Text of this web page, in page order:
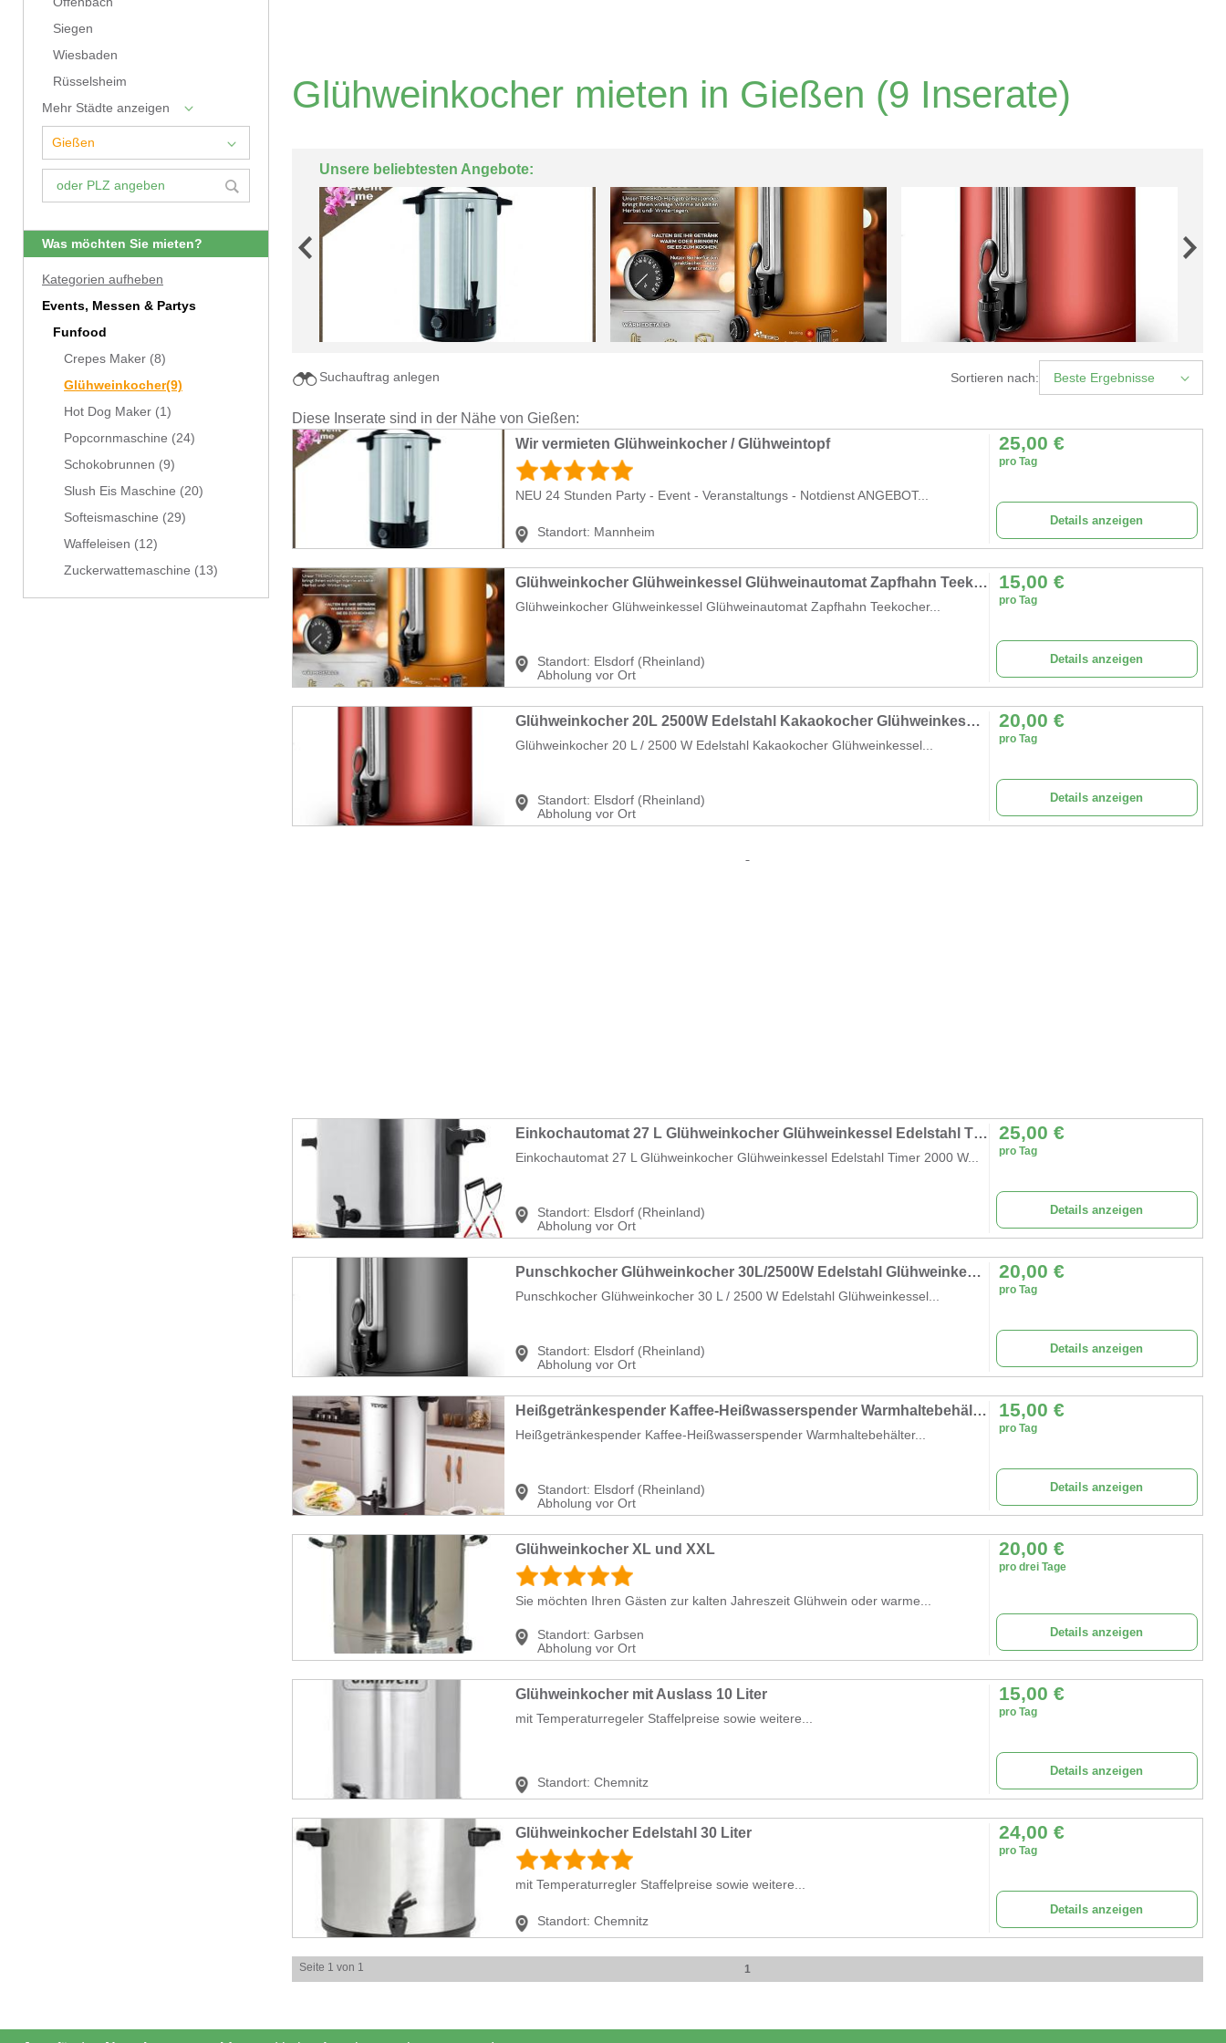
Siegen
Wiesbaden
Rüsselsheim
Mehr Städte anzeigen
Was möchten Sie mieten?
Kategorien aufheben
Events, Messen & Partys
Funfood
Crepes Maker (8)
Glühweinkocher(9)
Hot Dog Maker (1)
Popcornmaschine (24)
Schokobrunnen (9)
Slush Eis Maschine (20)
Softeismaschine (29)
Waffeleisen (12)
Zuckerwattemaschine (13)
Glühweinkocher mieten in Gießen (9 Inserate)
Unsere beliebtesten Angebote:
Sortieren nach: Beste Ergebnisse
Suchauftrag anlegen
Diese Inserate sind in der Nähe von Gießen:
Wir vermieten Glühweinkocher / Glühweintopf
NEU 24 Stunden Party - Event - Veranstaltungs - Notdienst ANGEBOT...
Standort: Mannheim
25,00 €
pro Tag
Details anzeigen
Glühweinkocher Glühweinkessel Glühweinautomat Zapfhahn Teekocher Kaffeekocher Kakaokocher 6,8 l
Glühweinkocher Glühweinkessel Glühweinautomat Zapfhahn Teekocher...
Standort: Elsdorf (Rheinland)
Abholung vor Ort
15,00 €
pro Tag
Details anzeigen
Glühweinkocher 20L 2500W Edelstahl Kakaokocher Glühweinkessel Glühweinautomat 30-110°C Punschkocher
Glühweinkocher 20 L / 2500 W Edelstahl Kakaokocher Glühweinkessel...
Standort: Elsdorf (Rheinland)
Abholung vor Ort
20,00 €
pro Tag
Details anzeigen
Einkochautomat 27 L Glühweinkocher Glühweinkessel Edelstahl Timer 2000 W Temperatur 30-100 °C
Einkochautomat 27 L Glühweinkocher Glühweinkessel Edelstahl Timer 2000 W...
Standort: Elsdorf (Rheinland)
Abholung vor Ort
25,00 €
pro Tag
Details anzeigen
Punschkocher Glühweinkocher 30L/2500W Edelstahl Glühweinkessel Glühweinautomat Heißgetränkeautomat
Punschkocher Glühweinkocher 30 L / 2500 W Edelstahl Glühweinkessel...
Standort: Elsdorf (Rheinland)
Abholung vor Ort
20,00 €
pro Tag
Details anzeigen
Heißgetränkespender Kaffee-Heißwasserspender Warmhaltebehälter Safteimer Glühweinkessel Glühweinkoch
Heißgetränkespender Kaffee-Heißwasserspender Warmhaltebehälter...
Standort: Elsdorf (Rheinland)
Abholung vor Ort
15,00 €
pro Tag
Details anzeigen
Glühweinkocher XL und XXL
Sie möchten Ihren Gästen zur kalten Jahreszeit Glühwein oder warme...
Standort: Garbsen
Abholung vor Ort
20,00 €
pro drei Tage
Details anzeigen
Glühweinkocher mit Auslass 10 Liter
mit Temperaturregeler Staffelpreise sowie weitere...
Standort: Chemnitz
15,00 €
pro Tag
Details anzeigen
Glühweinkocher Edelstahl 30 Liter
mit Temperaturregler Staffelpreise sowie weitere...
Standort: Chemnitz
24,00 €
pro Tag
Details anzeigen
Seite 1 von 1 1